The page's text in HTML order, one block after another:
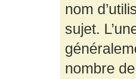
nom
sujet.
nombre